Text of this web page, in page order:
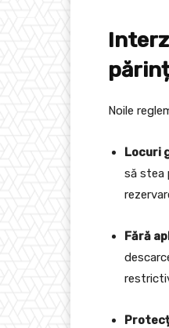
Noile
Locuri
să stea
Fără